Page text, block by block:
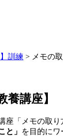
】訓練 > メモの
講座】
「メモの取り
と」 を目的にワ